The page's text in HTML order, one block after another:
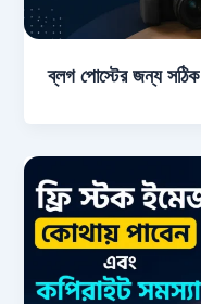
ব্লগ পোস্টের জন্য সঠিক